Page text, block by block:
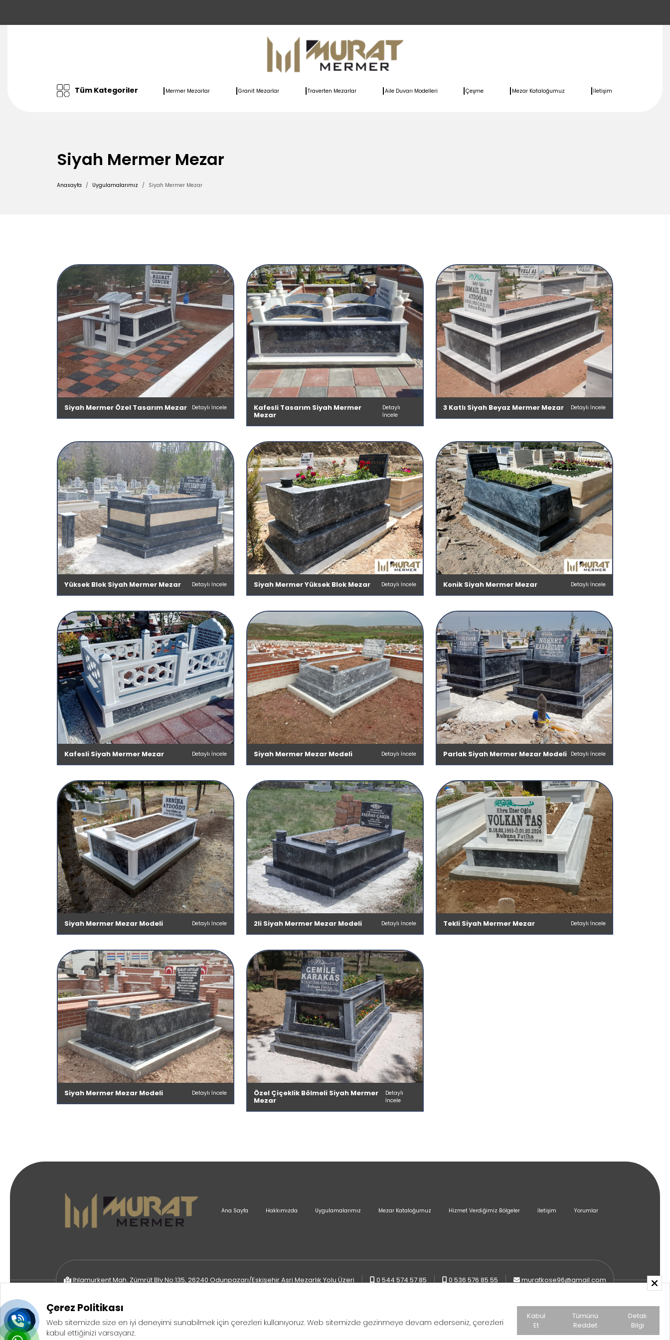
Tüm Kategoriler Mermer Mezarlar Granit Mezarlar Traverten Mezarlar Aile Duvarı Modelleri Çeşme Mezar Kataloğumuz İletişim
Siyah Mermer Mezar
Anasayfa Uygulamalarımız Siyah Mermer Mezar
Siyah Mermer Özel Tasarım Mezar Detaylı İncele Kafesli Tasarım Siyah Mermer
Mezar
Detaylı
İncele
3 Katlı Siyah Beyaz Mermer Mezar Detaylı İncele
Yüksek Blok Siyah Mermer Mezar Detaylı İncele Siyah Mermer Yüksek Blok Mezar Detaylı İncele Konik Siyah Mermer Mezar Detaylı İncele
Kafesli Siyah Mermer Mezar Detaylı İncele Siyah Mermer Mezar Modeli Detaylı İncele Parlak Siyah Mermer Mezar Modeli Detaylı İncele
Siyah Mermer Mezar Modeli Detaylı İncele 2li Siyah Mermer Mezar Modeli Detaylı İncele Tekli Siyah Mermer Mezar Detaylı İncele
Siyah Mermer Mezar Modeli Detaylı İncele Özel Çiçeklik Bölmeli Siyah Mermer
Mezar
Detaylı
İncele
Ana Sayfa Hakkımızda Uygulamalarımız Mezar Kataloğumuz Hizmet Verdiğimiz Bölgeler İletişim Yorumlar
Ihlamurkent Mah. Zümrüt Blv No:135, 26240 Odunpazarı/Eskişehir Asri Mezarlık Yolu Üzeri 0 544 574 57 85 0 536 576 85 55 muratkose96@gmail.com
Copyright © 2026 - Saruhan Web Ajans | Tüm Hakları Saklıdır KVKK ve Gizlilik Politikası Çerez Politikası Aydınlatma Metni
Çerez Politikası
Web sitemizde size en iyi deneyimi sunabilmek için çerezleri kullanıyoruz. Web sitemizde gezinmeye devam ederseniz, çerezleri
kabul ettiğinizi varsayarız.
Kabul
Et
Tümünü
Reddet
Detalı
Bilgi